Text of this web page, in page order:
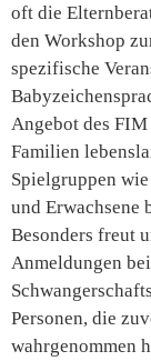
oft die
den Workshop
spezifische
Angebot des
Familien
Spielgruppen
und Erwachsene
Besonders freut
Anmeldungen
Personen, die
wahrgenommen